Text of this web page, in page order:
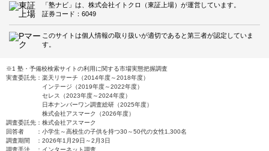
「塾ナビ」は、株式会社イトクロ（東証上場）が運営しています。
証券コード：6049
このサイトは個人情報の取り扱いが適切であると第三者が認定していま
す。
※1 塾・予備校検索サイトの利用に関する市場実態把握調査
実査委託先：楽天リサーチ（2014年度～2018年度）
インテージ（2019年度～2022年度）
セレス（2023年度～2024年度）
日本ナンバーワン調査総研（2025年度）
株式会社アスマーク（2026年度）
調査委託先：株式会社アスマーク
回答者 ：小学生～高校生の子供を持つ30～50代の女性1,300名
調査期間 ：2026年1月29日～2月3日
調査手法 ：インターネット調査